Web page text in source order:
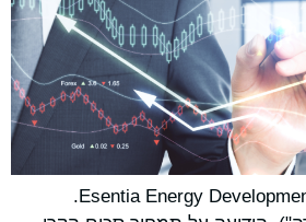
ברת Esentia Energy Development, S.A.B. de C.V.